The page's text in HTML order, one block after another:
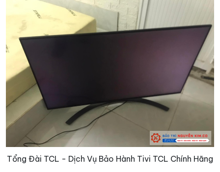
Tổng Đài TCL - Dịch Vụ Bảo Hành Tivi TCL Chính Hãng